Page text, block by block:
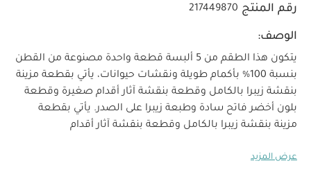
رقم المنتج 217449870
الوصف:
يتكون هذا الطقم من 5 ألبسة قطعة واحدة مصنوعة من القطن
بنسبة 100‏%‏ بأكمام طويلة ونقشات حيوانات، يأتي بقطعة مزينة
بنقشة زيبرا بالكامل وقطعة بنقشة آثار أقدام صغيرة وقطعة
بلون أخضر فاتح سادة وطبعة زيبرا على الصدر. يأتي بقطعة
مزينة بنقشة زيبرا بالكامل وقطعة بنقشة آثار أقدام
ونقشات متناسقة
عرض المزيد